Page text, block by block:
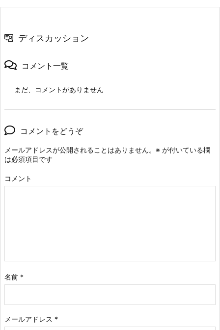
ディスカッション
コメント一覧
まだ、コメントがありません
コメントをどうぞ
メールアドレスが公開されることはありません。 ※ が付いている欄
は必須項目です
コメント
名前 *
メールアドレス *